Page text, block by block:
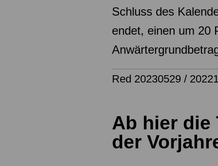
Schluss des
endet, einen um 20
Red 20230529 /
Ab hier die
der